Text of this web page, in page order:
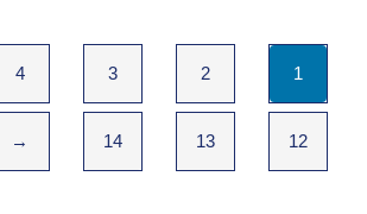
1
2
3
4
12
13
14
←